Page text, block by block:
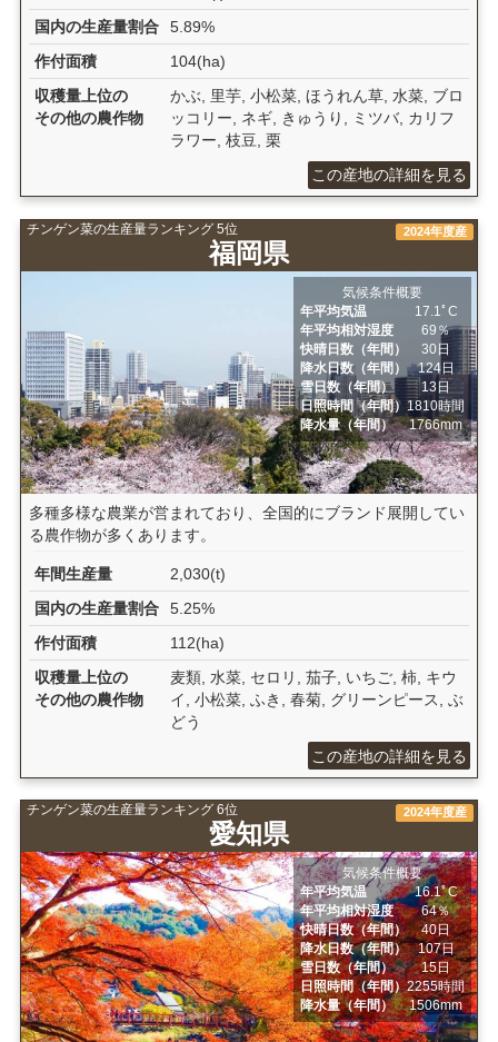
国内の生産量割合
5.89%
作付面積
104(ha)
収穫量上位の
その他の農作物
かぶ, 里芋, 小松菜, ほうれん草, 水菜, ブロ
ッコリー, ネギ, きゅうり, ミツバ, カリフ
ラワー, 枝豆, 栗
この産地の詳細を見る
チンゲン菜の生産量ランキング 5位
福岡県
2024年度産
気候条件概要
年平均気温
17.1ﾟC
年平均相対湿度
69％
快晴日数（年間）
30日
降水日数（年間）
124日
雪日数（年間）
13日
日照時間（年間）1810時間
降水量（年間）
1766mm
多種多様な農業が営まれており、全国的にブランド展開してい
る農作物が多くあります。
年間生産量
2,030(t)
国内の生産量割合
5.25%
作付面積
112(ha)
収穫量上位の
その他の農作物
麦類, 水菜, セロリ, 茄子, いちご, 柿, キウ
イ, 小松菜, ふき, 春菊, グリーンピース, ぶ
どう
この産地の詳細を見る
チンゲン菜の生産量ランキング 6位
愛知県
2024年度産
気候条件概要
年平均気温
16.1ﾟC
年平均相対湿度
64％
快晴日数（年間）
40日
降水日数（年間）
107日
雪日数（年間）
15日
日照時間（年間）2255時間
降水量（年間）
1506mm